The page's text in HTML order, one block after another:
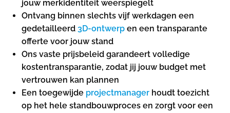
jouw merkidentiteit weerspiegelt
Ontvang binnen slechts vijf werkdagen een
gedetailleerd 3D-ontwerp en een transparante
offerte voor jouw stand
Ons vaste prijsbeleid garandeert volledige
kostentransparantie, zodat jij jouw budget met
vertrouwen kan plannen
Een toegewijde projectmanager houdt toezicht
op het hele standbouwproces en zorgt voor een